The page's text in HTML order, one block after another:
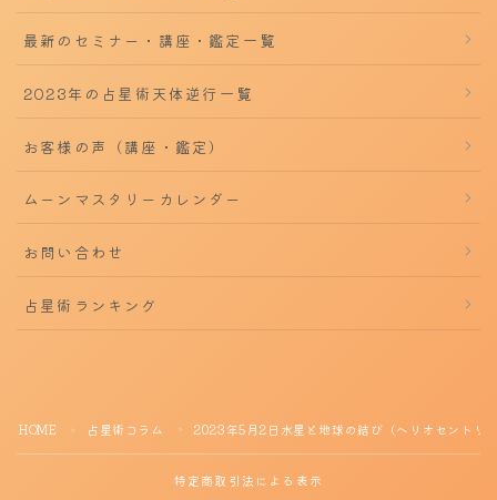
最新のセミナー・講座・鑑定一覧
2023年の占星術天体逆行一覧
お客様の声（講座・鑑定）
ムーンマスタリーカレンダー
お問い合わせ
占星術ランキング
HOME ＞ 占星術コラム ＞ 2023年5月2日水星と地球の結び（ヘリオセントリ
特定商取引法による表示